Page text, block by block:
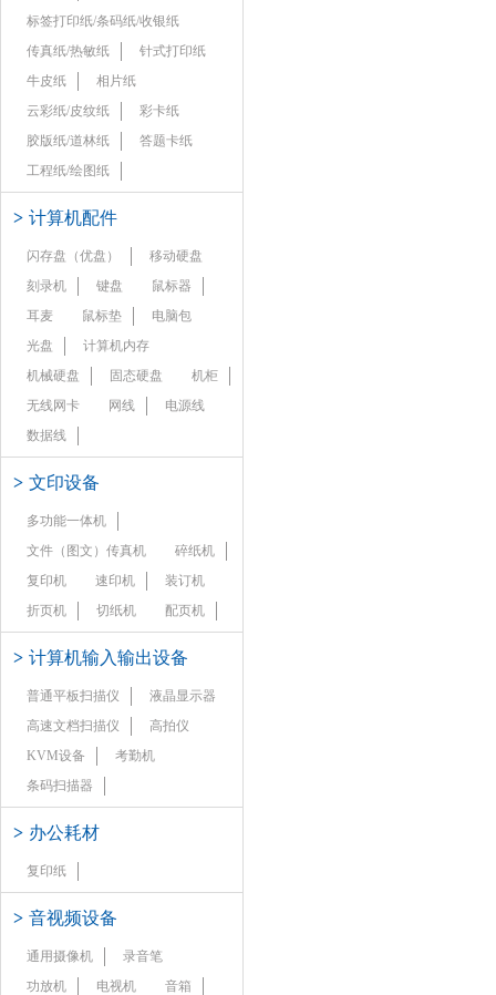
标签打印纸/条码纸/收银纸
传真纸/热敏纸
针式打印纸
牛皮纸
相片纸
云彩纸/皮纹纸
彩卡纸
胶版纸/道林纸
答题卡纸
工程纸/绘图纸
> 计算机配件
闪存盘（优盘）
移动硬盘
刻录机
键盘
鼠标器
耳麦
鼠标垫
电脑包
光盘
计算机内存
机械硬盘
固态硬盘
机柜
无线网卡
网线
电源线
数据线
> 文印设备
多功能一体机
文件（图文）传真机
碎纸机
复印机
速印机
装订机
折页机
切纸机 配页机
> 计算机输入输出设备
普通平板扫描仪
液晶显示器
高速文档扫描仪
高拍仪
KVM设备
考勤机
条码扫描器
> 办公耗材
复印纸
> 音视频设备
通用摄像机
录音笔
功放机
电视机
音箱